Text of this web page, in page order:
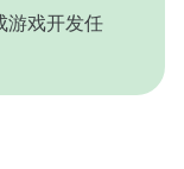
游戏开发任